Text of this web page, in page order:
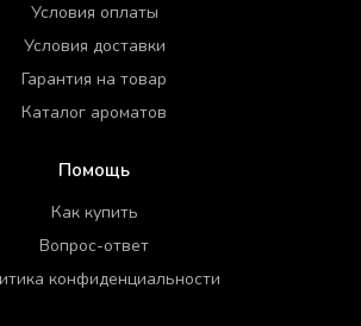
Условия оплаты
Условия доставки
Гарантия на товар
Каталог ароматов
Помощь
Как купить
Вопрос-ответ
конфиденциальности